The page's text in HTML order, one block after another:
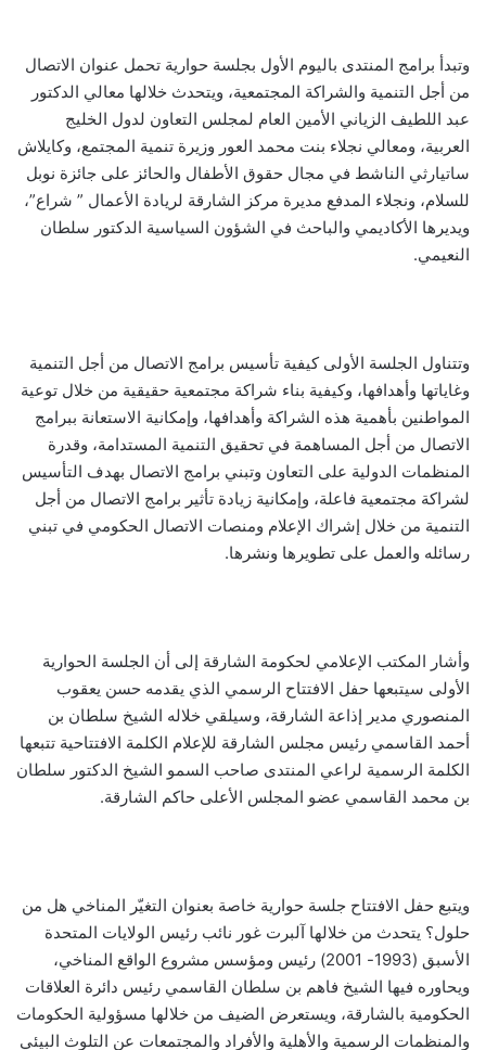
وتبدأ برامج المنتدى باليوم الأول بجلسة حوارية تحمل عنوان الاتصال
من أجل التنمية والشراكة المجتمعية، ويتحدث خلالها معالي الدكتور
عبد اللطيف الزياني الأمين العام لمجلس التعاون لدول الخليج
العربية، ومعالي نجلاء بنت محمد العور وزيرة تنمية المجتمع، وكايلاش
ساتيارثي الناشط في مجال حقوق الأطفال والحائز على جائزة نوبل
للسلام، ونجلاء المدفع مديرة مركز الشارقة لريادة الأعمال ” شراع”،
ويديرها الأكاديمي والباحث في الشؤون السياسية الدكتور سلطان
النعيمي.
وتتناول الجلسة الأولى كيفية تأسيس برامج الاتصال من أجل التنمية
وغاياتها وأهدافها، وكيفية بناء شراكة مجتمعية حقيقية من خلال توعية
المواطنين بأهمية هذه الشراكة وأهدافها، وإمكانية الاستعانة ببرامج
الاتصال من أجل المساهمة في تحقيق التنمية المستدامة، وقدرة
المنظمات الدولية على التعاون وتبني برامج الاتصال بهدف التأسيس
لشراكة مجتمعية فاعلة، وإمكانية زيادة تأثير برامج الاتصال من أجل
التنمية من خلال إشراك الإعلام ومنصات الاتصال الحكومي في تبني
رسائله والعمل على تطويرها ونشرها.
وأشار المكتب الإعلامي لحكومة الشارقة إلى أن الجلسة الحوارية
الأولى سيتبعها حفل الافتتاح الرسمي الذي يقدمه حسن يعقوب
المنصوري مدير إذاعة الشارقة، وسيلقي خلاله الشيخ سلطان بن
أحمد القاسمي رئيس مجلس الشارقة للإعلام الكلمة الافتتاحية تتبعها
الكلمة الرسمية لراعي المنتدى صاحب السمو الشيخ الدكتور سلطان
بن محمد القاسمي عضو المجلس الأعلى حاكم الشارقة.
ويتبع حفل الافتتاح جلسة حوارية خاصة بعنوان التغيّر المناخي هل من
حلول؟ يتحدث من خلالها آلبرت غور نائب رئيس الولايات المتحدة
الأسبق (1993- 2001) رئيس ومؤسس مشروع الواقع المناخي،
ويحاوره فيها الشيخ فاهم بن سلطان القاسمي رئيس دائرة العلاقات
الحكومية بالشارقة، ويستعرض الضيف من خلالها مسؤولية الحكومات
والمنظمات الرسمية والأهلية والأفراد والمجتمعات عن التلوث البيئي